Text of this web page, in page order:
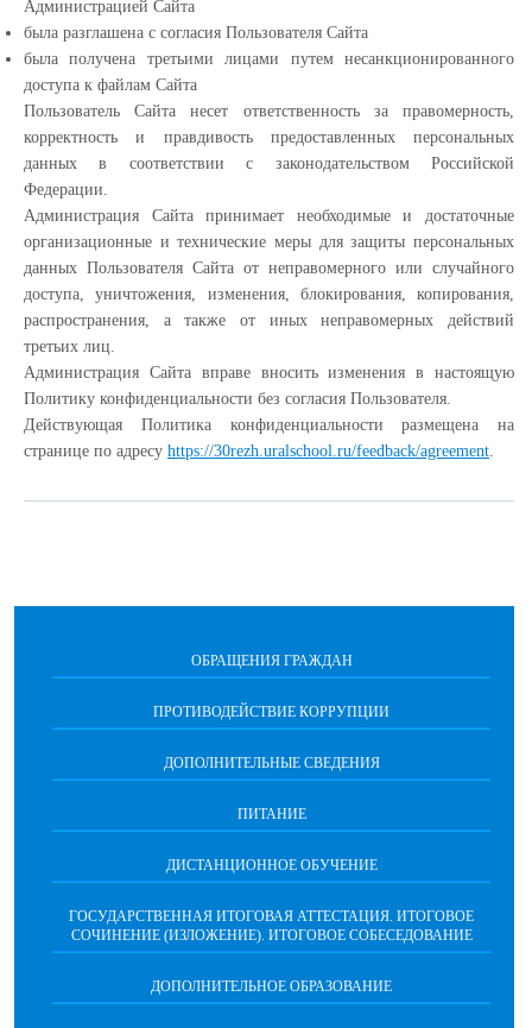
Администрацией Сайта
была разглашена с согласия Пользователя Сайта
была получена третьими лицами путем несанкционированного
доступа к файлам Сайта
Пользователь Сайта несет ответственность за правомерность,
корректность и правдивость предоставленных персональных
данных в соответствии с законодательством Российской
Федерации.
Администрация Сайта принимает необходимые и достаточные
организационные и технические меры для защиты персональных
данных Пользователя Сайта от неправомерного или случайного
доступа, уничтожения, изменения, блокирования, копирования,
распространения, а также от иных неправомерных действий
третьих лиц.
Администрация Сайта вправе вносить изменения в настоящую
Политику конфиденциальности без согласия Пользователя.
Действующая Политика конфиденциальности размещена на
странице по адресу https://30rezh.uralschool.ru/feedback/agreement.
ОБРАЩЕНИЯ ГРАЖДАН
ПРОТИВОДЕЙСТВИЕ КОРРУПЦИИ
ДОПОЛНИТЕЛЬНЫЕ СВЕДЕНИЯ
ПИТАНИЕ
ДИСТАНЦИОННОЕ ОБУЧЕНИЕ
ГОСУДАРСТВЕННАЯ ИТОГОВАЯ АТТЕСТАЦИЯ. ИТОГОВОЕ
СОЧИНЕНИЕ (ИЗЛОЖЕНИЕ). ИТОГОВОЕ СОБЕСЕДОВАНИЕ
ДОПОЛНИТЕЛЬНОЕ ОБРАЗОВАНИЕ